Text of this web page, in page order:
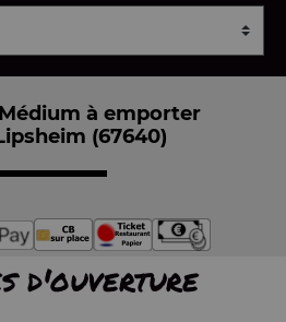
à emporter
(67640)
d'ouverture